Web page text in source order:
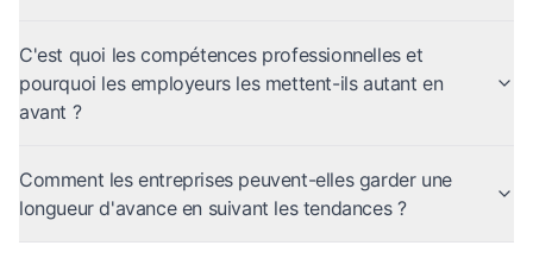
C'est quoi les compétences professionnelles et
pourquoi les employeurs les mettent-ils autant en
avant ?
Comment les entreprises peuvent-elles garder une
longueur d'avance en suivant les tendances ?